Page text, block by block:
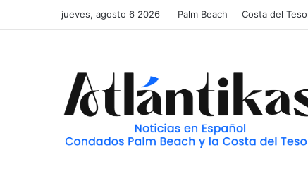
jueves, agosto 6 2026 Palm Beach Costa del